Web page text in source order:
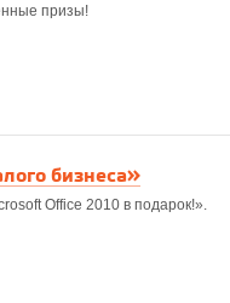
призы!
бизнеса»
Office 2010 в подарок!».